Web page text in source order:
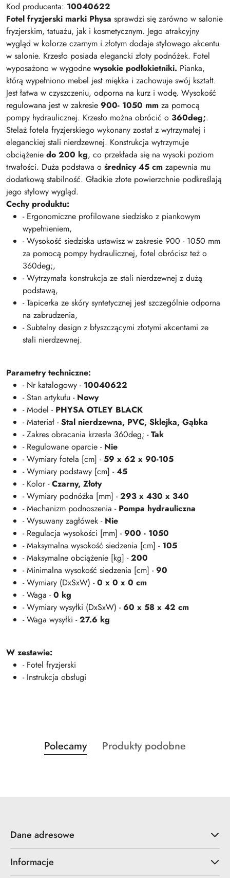
Kod producenta: 10040622
Fotel fryzjerski marki Physa sprawdzi się zarówno w salonie
fryzjerskim, tatuażu, jak i kosmetycznym. Jego atrakcyjny
wygląd w kolorze czarnym i złotym dodaje stylowego akcentu
w salonie. Krzesło posiada elegancki złoty podnóżek. Fotel
wyposażono w wygodne wysokie podłokietniki. Pianka,
którą wypełniono mebel jest miękka i zachowuje swój kształt.
Jest łatwa w czyszczeniu, odporna na kurz i wodę. Wysokość
regulowana jest w zakresie 900- 1050 mm za pomocą
pompy hydraulicznej. Krzesło można obrócić o 360deg;.
Stelaż fotela fryzjerskiego wykonany został z wytrzymałej i
eleganckiej stali nierdzewnej. Konstrukcja wytrzymuje
obciążenie do 200 kg, co przekłada się na wysoki poziom
trwałości. Duża podstawa o średnicy 45 cm zapewnia mu
dodatkową stabilność. Gładkie złote powierzchnie podkreślają
jego stylowy wygląd.
Cechy produktu:
- Ergonomiczne profilowane siedzisko z piankowym
wypełnieniem,
- Wysokość siedziska ustawisz w zakresie 900 - 1050 mm
za pomocą pompy hydraulicznej, fotel obrócisz też o
360deg;,
- Wytrzymała konstrukcja ze stali nierdzewnej z dużą
podstawą,
- Tapicerka ze skóry syntetycznej jest szczególnie odporna
na zabrudzenia,
- Subtelny design z błyszczącymi złotymi akcentami ze
stali nierdzewnej.
Parametry techniczne:
- Nr katalogowy - 10040622
- Stan artykułu - Nowy
- Model - PHYSA OTLEY BLACK
- Materiał -Stal nierdzewna, PVC, Sklejka, Gąbka
- Zakres obracania krzesła 360deg; -Tak
- Regulowane oparcie - Nie
- Wymiary fotela [cm] -59 x 62 x 90-105
- Wymiary podstawy [cm] -45
- Kolor -Czarny, Złoty
- Wymiary podnóżka [mm] -293 x 430 x 340
- Mechanizm podnoszenia - Pompa hydrauliczna
- Wysuwany zagłówek - Nie
- Regulacja wysokości [mm] -900 - 1050
- Maksymalna wysokość siedzenia [cm] - 105
- Maksymalne obciążenie [kg] -200
- Minimalna wysokość siedzenia [cm] -90
- Wymiary (DxSxW) -0 x 0 x 0 cm
- Waga -0 kg
- Wymiary wysyłki (DxSxW) -60 x 58 x 42 cm
- Waga wysyłki -27.6 kg
W zestawie:
- Fotel fryzjerski
- Instrukcja obsługi
Pomiń karuzelę produktów
Produkty
o
Polecamy
Produkty
Produkty podobne
Dane adresowe
Informacje